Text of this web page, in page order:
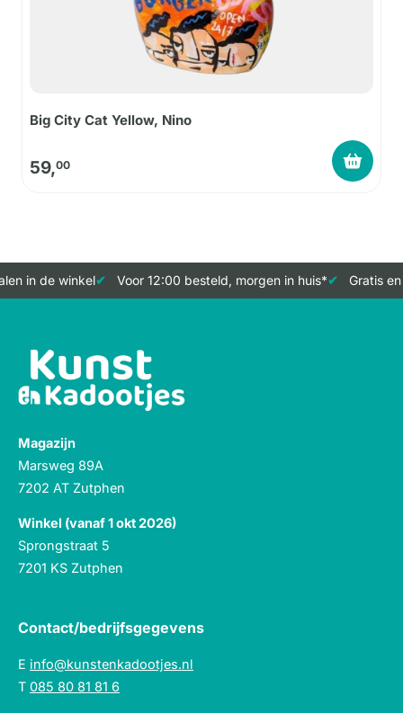
Big City Cat Yellow, Nino
59,00
in de winkel Voor 12:00 besteld, morgen in huis* Gratis
Magazijn
Marsweg 89A
7202 AT Zutphen
Winkel (vanaf 1 okt 2026)
Sprongstraat 5
7201 KS Zutphen
Contact/bedrijfsgegevens
E info@kunstenkadootjes.nl
T 085 80 81 81 6